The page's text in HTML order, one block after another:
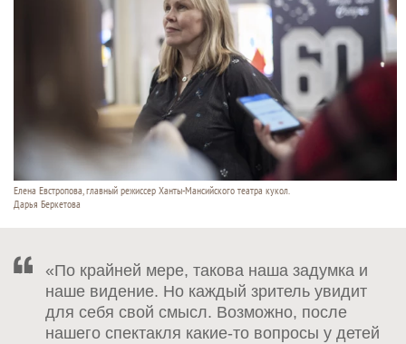
Елена Евстропова, главный режиссер Ханты-Мансийского театра кукол.
Дарья Беркетова
«По крайней мере, такова наша задумка и
наше видение. Но каждый зритель увидит
для себя свой смысл. Возможно, после
нашего спектакля какие-то вопросы у детей